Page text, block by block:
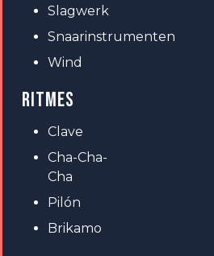
Slagwerk
Snaarinstrumenten
Wind
RITMES
Clave
Cha-Cha-
Cha
Pilón
Brikamo